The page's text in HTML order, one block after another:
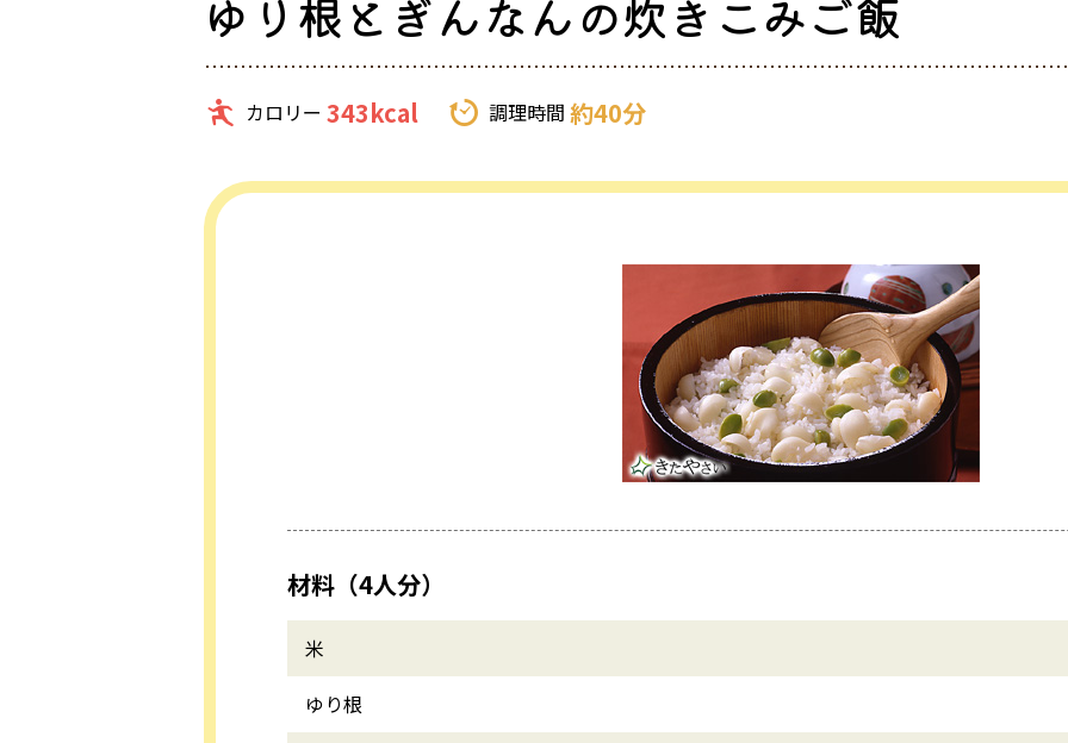
ゆり根とぎんなんの炊きこみご飯
カロリー 343kcal 調理時間 約40分
材料（4人分）
米
ゆり根